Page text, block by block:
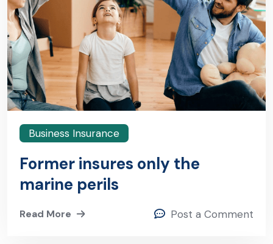
Business Insurance
Former insures only the
marine perils
Read More Post a Comment